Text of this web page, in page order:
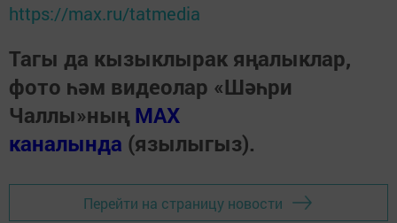
https://max.ru/tatmedia
Тагы да кызыклырак яңалыклар,
фото һәм видеолар «Шәһри
Чаллы»ның MAX
каналында (язылыгыз).
Перейти на страницу новости